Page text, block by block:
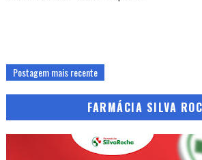
Postagem mais recente
FARMÁCIA SILVA